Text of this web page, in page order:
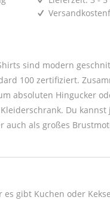
sind modern
100 zertifiziert.
und
als großes
es gibt Kuchen oder